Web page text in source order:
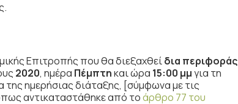
Επιτροπής που θα διεξαχθείδια περιφοράς
2020, ημέρα Πέμπτηκαι ώρα 15:00 μμγια τη
ημερήσιας διάταξης, [σύμφωνα με τις
αντικαταστάθηκε από τοάρθρο 77 του